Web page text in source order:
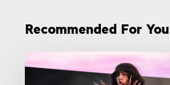
Recommended For You